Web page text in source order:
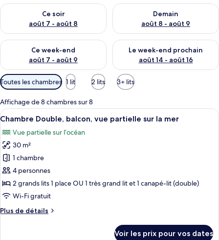
Ce soir
août 7 - août 8
Vérifier la disponibilité pour ce soir août 7 - août 8
Demain
août 8 - août 9
Vérifier la disponibilité pour
Ce week-end
août 7 - août 9
Vérifier la disponibilité pour ce week-end août 7 - août 9
Le week-end prochain
août 14 - août 16
Vérifier la disponibilité pour
Filtres
disponibles
pour
les
chambres
Toutes les chambres 1 lit 2 lits 3+ lits
Affichage de 8 chambres sur 8
Afficher
toutes
les
photos
pour
ce
type
de
chambre :
Chambre
Un balcon avec vue sur l’océan, un
5
Chambre Double, balcon, vue partielle sur la mer
Vue partielle sur l’océan
30 m²
1 chambre
4 personnes
2 grands lits 1 place OU 1 très grand lit et 1 canapé-lit (double)
Wi-Fi gratuit
Plus de détails
Plus
Voir les prix pour vos dates